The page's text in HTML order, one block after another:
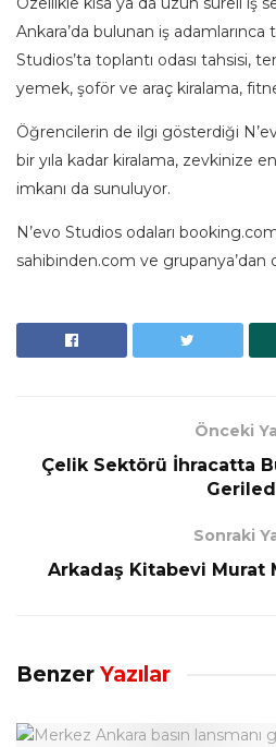
Ankara’da bulunan iş adamlarınca
Studios’ta toplantı odası tahsisi,
yemek, şoför ve araç kiralama,
Öğrencilerin de ilgi gösterdiği
bir yıla kadar kiralama, zevkinize
imkanı da sunuluyor.
N’evo Studios odaları
sahibinden.com ve grupanya’dan
Önceki
Çelik Sektörü İhracatta
Sonraki
Arkadaş Kitabevi Murat
Benzer Yazılar